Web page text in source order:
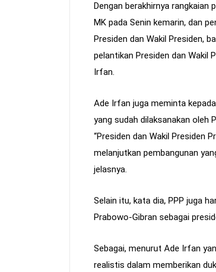
Dengan berakhirnya
MK pada Senin kemarin, dan
Presiden dan Wakil Presiden,
pelantikan Presiden dan Wakil
Irfan.
Ade Irfan juga meminta
yang sudah dilaksanakan oleh
“Presiden dan Wakil Presiden
melanjutkan pembangunan
jelasnya.
Selain itu, kata dia, PPP juga
Prabowo-Gibran sebagai
Sebagai, menurut Ade Irfan
realistis dalam memberikan